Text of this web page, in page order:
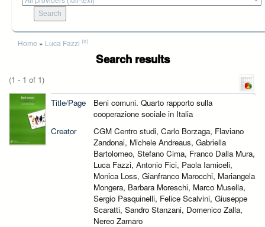
You are here
Home » Luca Fazzi (x)
Search results
(1 - 1 of 1)
Title/Page
Beni comuni. Quarto rapporto sulla
cooperazione sociale in Italia
Creator
CGM Centro studi, Carlo Borzaga, Flaviano
Zandonai, Michele Andreaus, Gabriella
Bartolomeo, Stefano Cima, Franco Dalla Mura,
Luca Fazzi, Antonio Fici, Paola Iamiceli,
Monica Loss, Gianfranco Marocchi, Mariangela
Mongera, Barbara Moreschi, Marco Musella,
Sergio Pasquinelli, Felice Scalvini, Giuseppe
Scaratti, Sandro Stanzani, Domenico Zalla,
Nereo Zamaro